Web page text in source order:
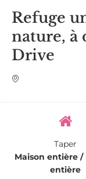
Refuge
nature, à
Drive
Taper
Maison entière /
entière